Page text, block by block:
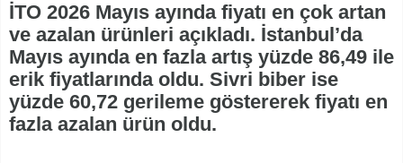
İTO 2026 Mayıs ayında fiyatı en çok artan
ve azalan ürünleri açıkladı. İstanbul’da
Mayıs ayında en fazla artış yüzde 86,49 ile
erik fiyatlarında oldu. Sivri biber ise
yüzde 60,72 gerileme göstererek fiyatı en
fazla azalan ürün oldu.